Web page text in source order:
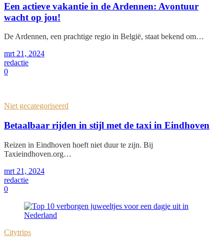
Een actieve vakantie in de Ardennen: Avontuur
wacht op jou!
De Ardennen, een prachtige regio in België, staat bekend om…
mrt 21, 2024
redactie
0
Niet gecategoriseerd
Betaalbaar rijden in stijl met de taxi in Eindhoven
Reizen in Eindhoven hoeft niet duur te zijn. Bij
Taxieindhoven.org…
mrt 21, 2024
redactie
0
Citytrips